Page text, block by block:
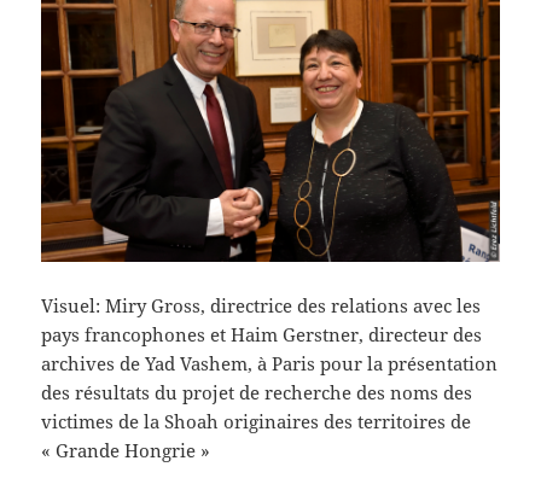
Visuel: Miry Gross, directrice des relations avec les
pays francophones et Haim Gerstner, directeur des
archives de Yad Vashem, à Paris pour la présentation
des résultats du projet de recherche des noms des
victimes de la Shoah originaires des territoires de
« Grande Hongrie »